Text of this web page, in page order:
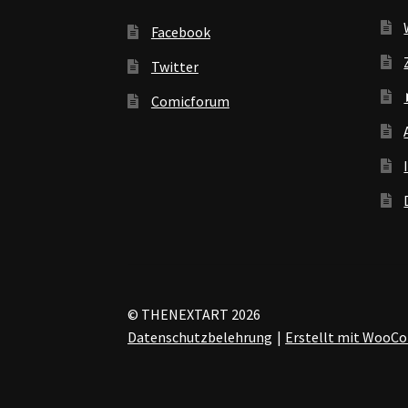
Facebook
Twitter
Comicforum
© THENEXTART 2026
Datenschutzbelehrung
Erstellt mit